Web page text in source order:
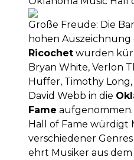
Große Freude: Die
hohen Auszeichnung
Ricochet wurden
Bryan White, Verlon
Huffer, Timothy
David Webb in die
Fame aufgenommen.
Hall of Fame würdigt
verschiedener
ehrt Musiker aus